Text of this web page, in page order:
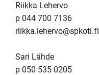
Riikka Lehervo
p 044 700 7136
riikka.lehervo@spkoti.fi
Sari Lähde
p 050 535 0205